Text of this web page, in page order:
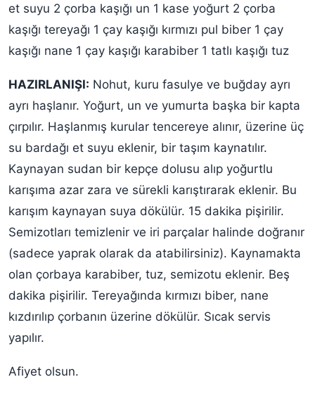
et suyu 2 çorba kaşığı un 1 kase yoğurt 2 çorba
kaşığı tereyağı 1 çay kaşığı kırmızı pul biber 1 çay
kaşığı nane 1 çay kaşığı karabiber 1 tatlı kaşığı tuz
HAZIRLANIŞI: Nohut, kuru fasulye ve buğday ayrı
ayrı haşlanır. Yoğurt, un ve yumurta başka bir kapta
çırpılır. Haşlanmış kurular tencereye alınır, üzerine üç
su bardağı et suyu eklenir, bir taşım kaynatılır.
Kaynayan sudan bir kepçe dolusu alıp yoğurtlu
karışıma azar zara ve sürekli karıştırarak eklenir. Bu
karışım kaynayan suya dökülür. 15 dakika pişirilir.
Semizotları temizlenir ve iri parçalar halinde doğranır
(sadece yaprak olarak da atabilirsiniz). Kaynamakta
olan çorbaya karabiber, tuz, semizotu eklenir. Beş
dakika pişirilir. Tereyağında kırmızı biber, nane
kızdırılıp çorbanın üzerine dökülür. Sıcak servis
yapılır.
Afiyet olsun.